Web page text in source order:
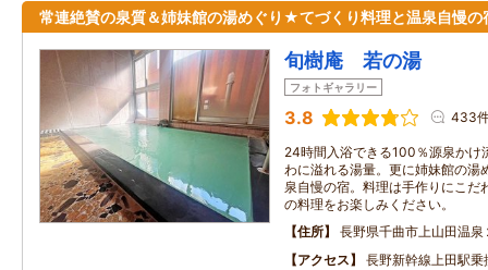
常連絶賛の泉質＆姉妹館の湯めぐり★てづくり料理と温泉自慢の
旬樹庵 若の湯
フォトギャラリー
3.8 433
24時間入浴できる100％源泉かけ
わに溢れる湯量。更に姉妹館の湯
泉自慢の宿。料理は手作りにこだ
の料理をお楽しみください。
住所
長野県千曲市上山田温泉
アクセス
長野新幹線上田駅